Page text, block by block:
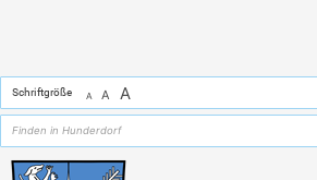
Schriftgröße A A A